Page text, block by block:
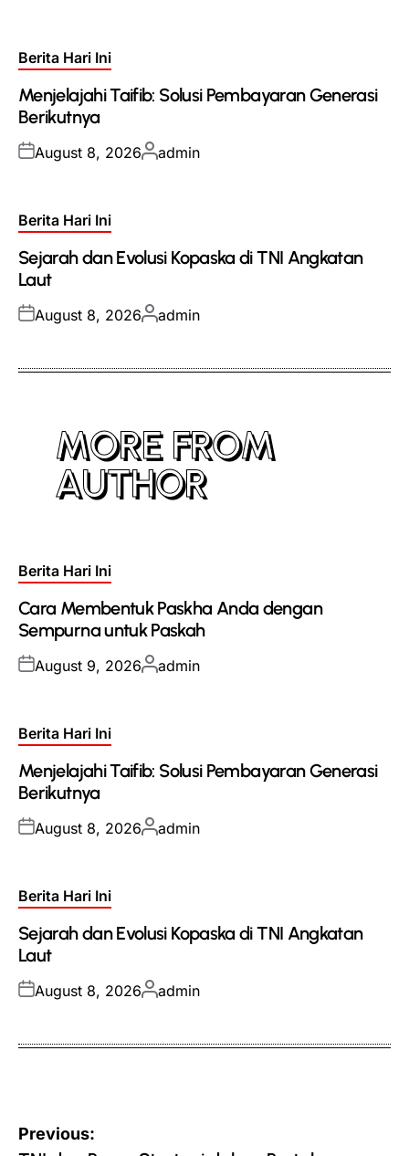
Posted
Berita Hari Ini
Menjelajahi Taifib: Solusi Pembayaran Generasi
Berikutnya
Posted
August 8, 2026Posted
admin
Posted
Berita Hari Ini
Sejarah dan Evolusi Kopaska di TNI Angkatan
Laut
Posted
August 8, 2026Posted
admin
MORE FROM
AUTHOR
Posted
Berita Hari Ini
Cara Membentuk Paskha Anda dengan
Sempurna untuk Paskah
Posted
August 9, 2026Posted
admin
Posted
Berita Hari Ini
Menjelajahi Taifib: Solusi Pembayaran Generasi
Berikutnya
Posted
August 8, 2026Posted
admin
Posted
Berita Hari Ini
Sejarah dan Evolusi Kopaska di TNI Angkatan
Laut
Posted
August 8, 2026Posted
admin
Post
Previous: